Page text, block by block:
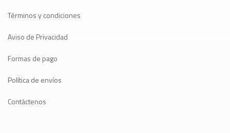
Términos y condiciones
Aviso de Privacidad
Formas de pago
Política de envíos
Contáctenos